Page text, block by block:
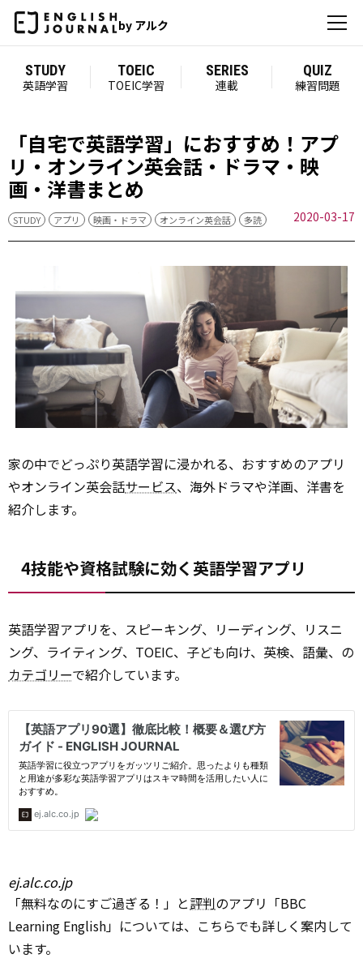
by アルク
STUDY
英語学習
TOEIC
TOEIC学習
SERIES
連載
QUIZ
練習問題
「自宅で英語学習」におすすめ！アプ
リ・オンライン英会話・ドラマ・映
画・洋書まとめ
STUDY アプリ 映画・ドラマ オンライン英会話 多読 2020-03-17
家の中でどっぷり英語学習に浸かれる、おすすめのアプリ
やオンライン英会話サービス、海外ドラマや洋画、洋書を
紹介します。
4技能や資格試験に効く英語学習アプリ
英語学習アプリを、スピーキング、リーディング、リスニ
ング、ライティング、TOEIC、子ども向け、英検、語彙、の
カテゴリーで紹介しています。
ej.alc.co.jp
「無料なのにすご過ぎる！」と評判のアプリ「BBC
Learning English」については、こちらでも詳しく案内して
います。